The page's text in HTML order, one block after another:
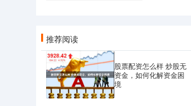
推荐阅读
股票配资怎么样 炒股无
资金，如何化解资金困
境